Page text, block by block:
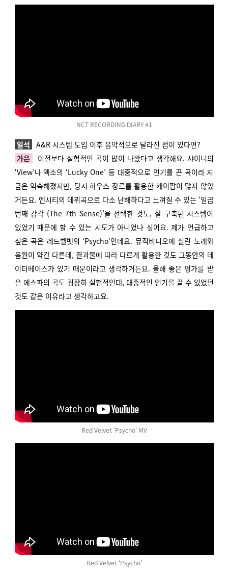
NCT RECORDING DIARY #1
일석
A&R 시스템 도입 이후 음악적으로 달라진 점이 있다면?
가은
이전보다 실험적인 곡이 많이 나왔다고 생각해요. 샤이니의
‘View’나 엑소의 ‘Lucky One’ 등 대중적으로 인기를 끈 곡이라 지
금은 익숙해졌지만, 당시 하우스 장르를 활용한 케이팝이 많지 않았
거든요. 엔시티의 데뷔곡으로 다소 난해하다고 느껴질 수 있는 ‘일곱
번째 감각 (The 7th Sense)’을 선택한 것도, 잘 구축된 시스템이
있었기 때문에 할 수 있는 시도가 아니었나 싶어요. 제가 언급하고
싶은 곡은 레드벨벳의 ‘Psycho’인데요. 뮤직비디오에 실린 노래와
음원이 약간 다른데, 결과물에 따라 다르게 활용한 것도 그동안의 데
이터베이스가 있기 때문이라고 생각하거든요. 올해 좋은 평가를 받
은 에스파의 곡도 굉장히 실험적인데, 대중적인 인기를 끌 수 있었던
것도 같은 이유라고 생각하고요.
Red Velvet ‘Psycho’ MV
Red Velvet ‘Psycho’